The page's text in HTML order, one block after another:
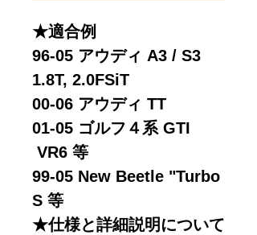
★適合例
96-05 アウディ A3 / S3
1.8T, 2.0FSiT
00-06 アウディ TT
01-05 ゴルフ４系 GTI
VR6 等
99-05 New Beetle "Turbo
S 等
★仕様と詳細説明について